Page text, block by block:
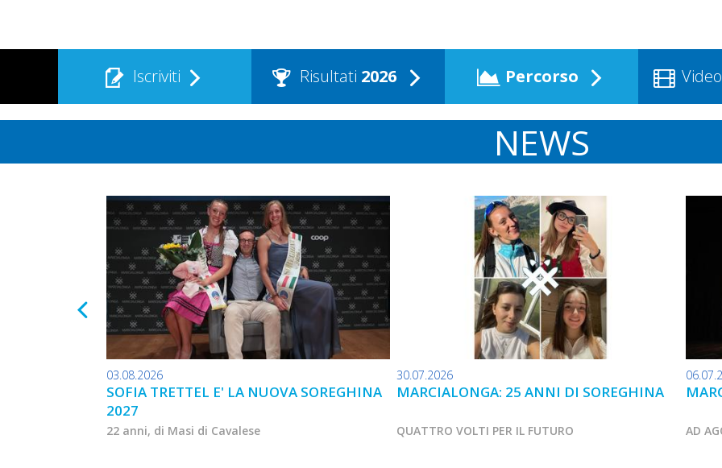
Iscriviti Risultati 2026 Percorso Video
NEWS
03.08.2026
SOFIA TRETTEL E' LA NUOVA SOREGHINA
2027
22 anni, di Masi di Cavalese
30.07.2026
MARCIALONGA: 25 ANNI DI SOREGHINA
QUATTRO VOLTI PER IL FUTURO AD